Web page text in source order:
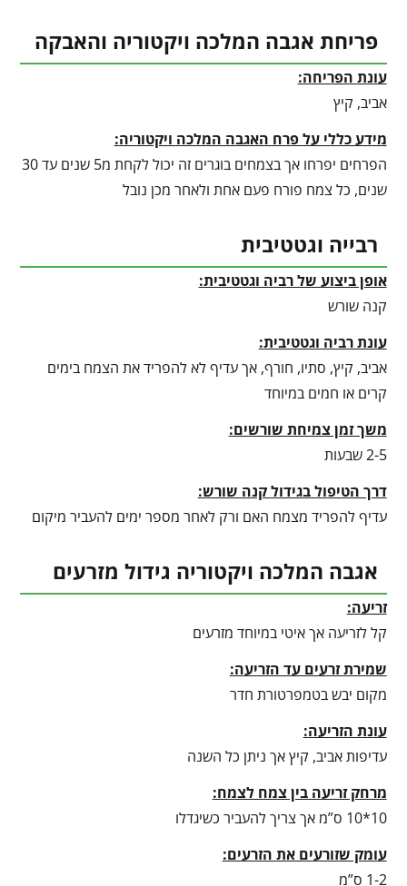
פריחת אגבה המלכה ויקטוריה והאבקה
עונת הפריחה:
אביב, קיץ
מידע כללי על פרח האגבה המלכה ויקטוריה:
הפרחים יפרחו אך בצמחים בוגרים זה יכול לקחת מ5 שנים עד 30
שנים, כל צמח פורח פעם אחת ולאחר מכן נובל
רבייה וגטטיבית
אופן ביצוע של רביה וגטטיבית:
קנה שורש
עונת רביה וגטטיבית:
אביב, קיץ, סתיו, חורף, אך עדיף לא להפריד את הצמח בימים
קרים או חמים במיוחד
משך זמן צמיחת שורשים:
2-5 שבעות
דרך הטיפול בגידול קנה שורש:
עדיף להפריד מצמח האם ורק לאחר מספר ימים להעביר מיקום
אגבה המלכה ויקטוריה גידול מזרעים
זריעה:
קל לזריעה אך איטי במיוחד מזרעים
שמירת זרעים עד הזריעה:
מקום יבש בטמפרטורת חדר
עונת הזריעה:
עדיפות אביב, קיץ אך ניתן כל השנה
מרחק זריעה בין צמח לצמח:
10*10 ס”מ אך צריך להעביר כשיגדלו
עומק שזורעים את הזרעים:
1-2 ס”מ